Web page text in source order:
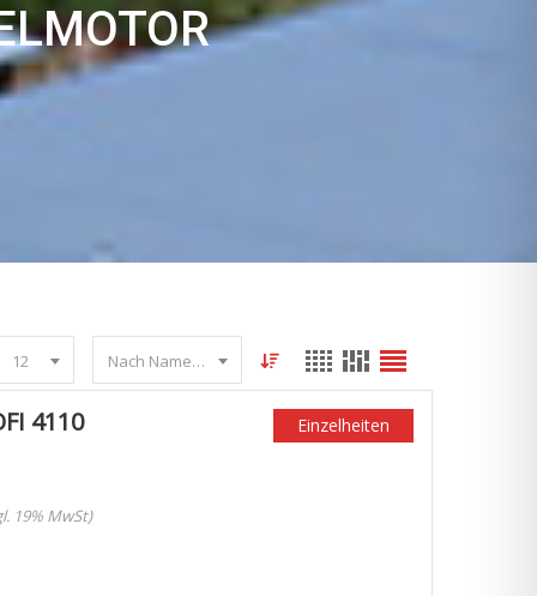
12 Nach Name sortieren
4110
19% MwSt)
Einzelheiten